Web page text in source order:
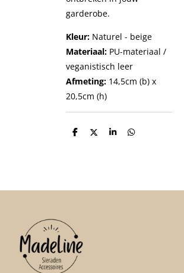
garderobe.
Kleur: Naturel - beige
Materiaal: PU-materiaal /
veganistisch leer
Afmeting: 14,5cm (b) x
20,5cm (h)
D
D
S
D